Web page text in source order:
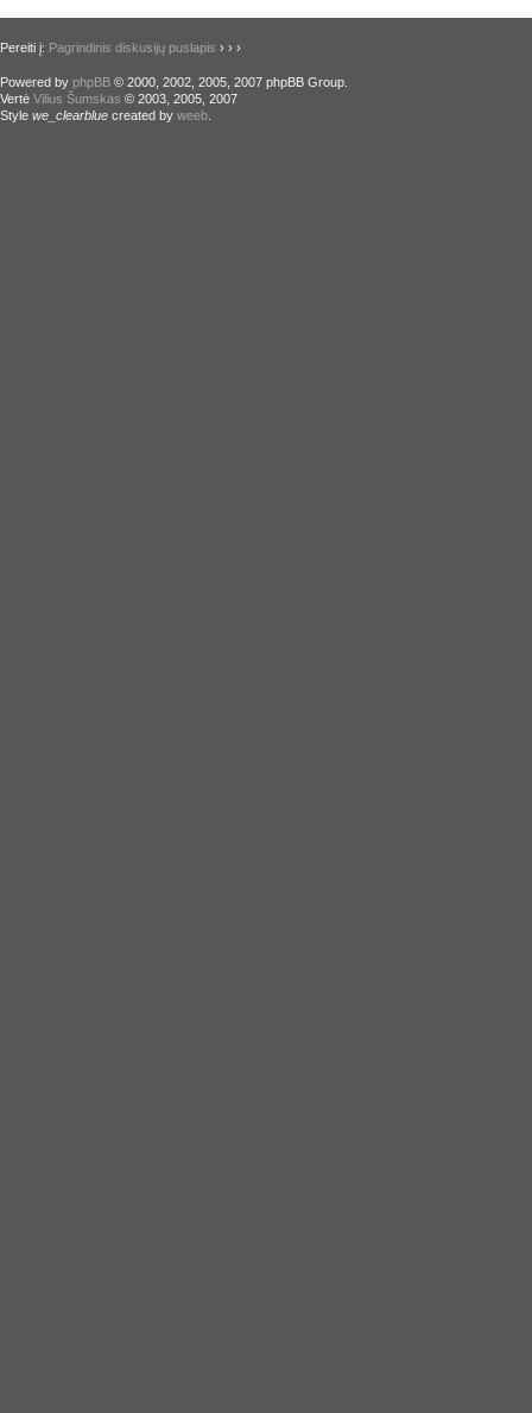
Pereiti į: Pagrindinis diskusijų puslapis › › ›
Powered by phpBB © 2000, 2002, 2005, 2007 phpBB Group.
Vertė Vilius Šumskas © 2003, 2005, 2007
Style we_clearblue created by weeb